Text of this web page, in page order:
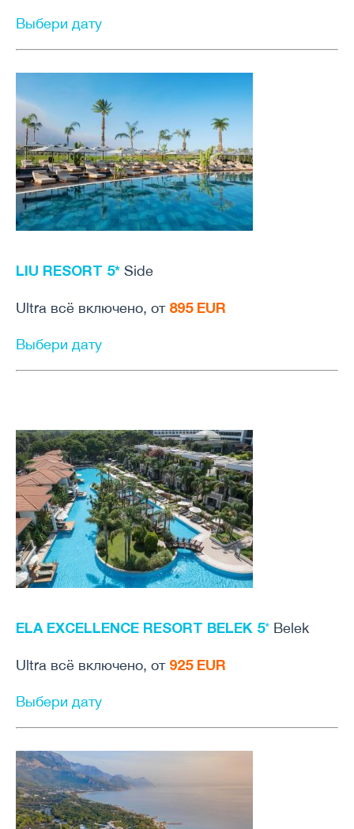
Выбери дату
LIU RESORT 5* Side
Ultra всё включено, от 895 EUR
Выбери дату
ELA EXCELLENCE RESORT BELEK 5* Belek
Ultra всё включено, от 925 EUR
Выбери дату